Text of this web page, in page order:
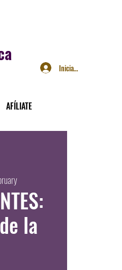
AFÍLIATE
Iniciar sesión
la